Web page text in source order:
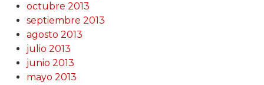
octubre 2013
septiembre 2013
agosto 2013
julio 2013
junio 2013
mayo 2013